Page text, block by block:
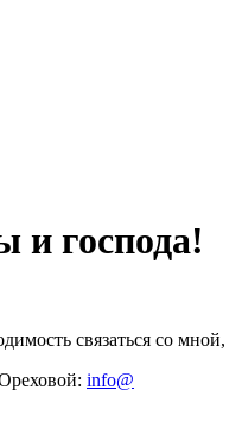
и господа!
связаться со мной,
info​@